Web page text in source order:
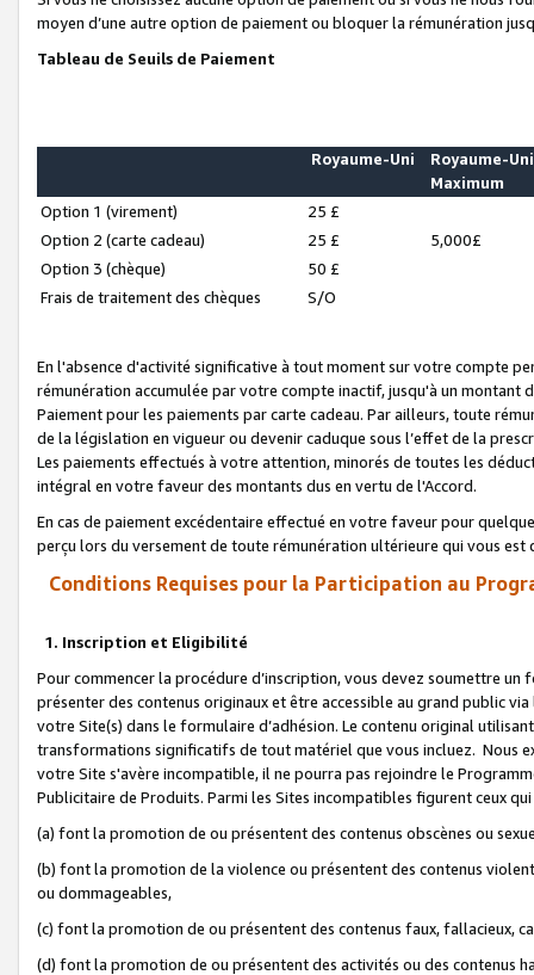
moyen d’une autre option de paiement ou bloquer la rémunération
Tableau de Seuils de Paiement
Royaume-Uni
Royaume-Uni
Maximum
Option 1 (virement)
25 £
Option 2 (carte cadeau)
25 £
5,000£
Option 3 (chèque)
50 £
Frais de traitement des chèques
S/O
En l'absence d'activité significative à tout moment sur votre compte
rémunération accumulée par votre compte inactif, jusqu'à un montant
Paiement pour les paiements par carte cadeau. Par ailleurs, toute
de la législation en vigueur ou devenir caduque sous l’effet de la
Les paiements effectués à votre attention, minorés de toutes les
intégral en votre faveur des montants dus en vertu de l'Accord.
En cas de paiement excédentaire effectué en votre faveur pour
perçu lors du versement de toute rémunération ultérieure qui vous est
Conditions Requises pour la Participation au
1. Inscription et Eligibilité
Pour commencer la procédure d’inscription, vous devez soumettre
présenter des contenus originaux et être accessible au grand public
votre Site(s) dans le formulaire d’adhésion. Le contenu original
transformations significatifs de tout matériel que vous incluez. Nous
votre Site s'avère incompatible, il ne pourra pas rejoindre le
Publicitaire de Produits. Parmi les Sites incompatibles figurent ceux
(a) font la promotion de ou présentent des contenus obscènes ou
(b) font la promotion de la violence ou présentent des contenus
ou dommageables,
(c) font la promotion de ou présentent des contenus faux, fallacieux,
(d) font la promotion de ou présentent des activités ou des contenus